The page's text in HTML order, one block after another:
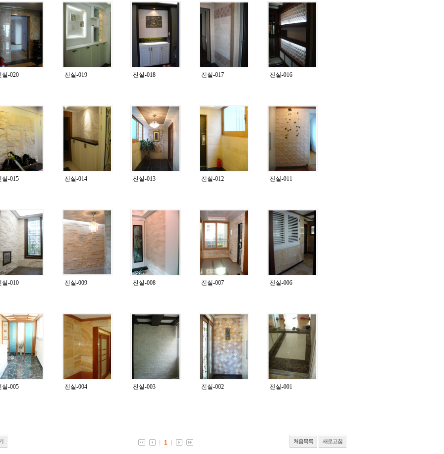
실-020 전실-019 전실-018 전실-017 전실-016
실-015 전실-014 전실-013 전실-012 전실-011
실-010 전실-009 전실-008 전실-007 전실-006
실-005 전실-004 전실-003 전실-002 전실-001
처음목록 새로고침
1